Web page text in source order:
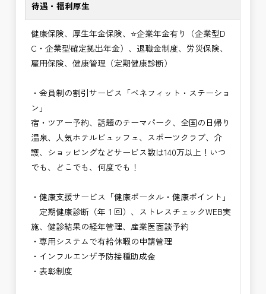
待遇・福利厚生
健康保険、厚生年金保険、⭐企業年金有り（企業型D
C・企業型確定拠出年金）、退職金制度、労災保険、
雇用保険、健康管理（定期健康診断）
・会員制の割引サービス「ベネフィット・ステーショ
ン」
宿・ツアー予約、話題のテーマパーク、全国の日帰り
温泉、人気ホテルビュッフェ、スポーツクラブ、介
護、ショッピングなどサービス数は140万以上！いつ
でも、どこでも、何度でも！
・健康支援サービス「健康ポータル・健康ポイント」
定期健康診断（年１回）、ストレスチェックWEB実
施、健診結果の経年管理、産業医面談予約
・専用システムで有給休暇の申請管理
・インフルエンザ予防接種助成⾦
・表彰制度